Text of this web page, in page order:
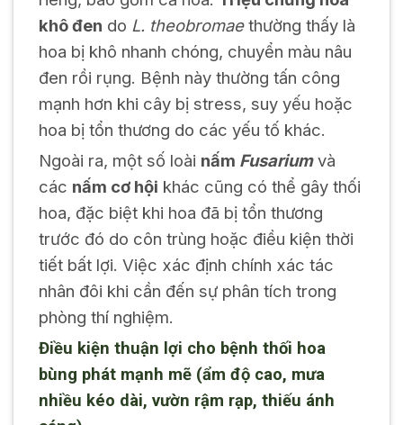
khô đen do L. theobromaethường thấy là
hoa bị khô nhanh chóng, chuyển màu nâu
đen rồi rụng. Bệnh này thường tấn công
mạnh hơn khi cây bị stress, suy yếu hoặc
hoa bị tổn thương do các yếu tố khác.
Ngoài ra, một số loài nấm Fusariumvà
các nấm cơ hội khác cũng có thể gây thối
hoa, đặc biệt khi hoa đã bị tổn thương
trước đó do côn trùng hoặc điều kiện thời
tiết bất lợi. Việc xác định chính xác tác
nhân đôi khi cần đến sự phân tích trong
phòng thí nghiệm.
Điều kiện thuận lợi cho bệnh thối hoa
bùng phát mạnh mẽ (ẩm độ cao, mưa
nhiều kéo dài, vườn rậm rạp, thiếu ánh